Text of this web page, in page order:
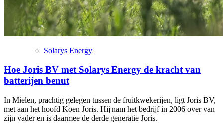
Solarys Energy
Hoe Joris BV met Solarys Energy de kracht van
batterijen benut
In Mielen, prachtig gelegen tussen de fruitkwekerijen, ligt Joris BV,
met aan het hoofd Koen Joris. Hij nam het bedrijf in 2006 over van
zijn vader en is daarmee de derde generatie Joris.